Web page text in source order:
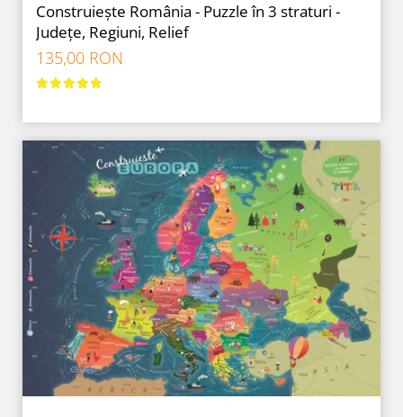
Construiește România - Puzzle în 3 straturi -
Județe, Regiuni, Relief
135,00 RON